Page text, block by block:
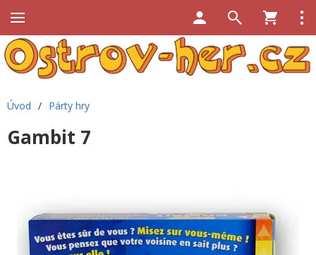
Úvod / Párty hry
Gambit 7